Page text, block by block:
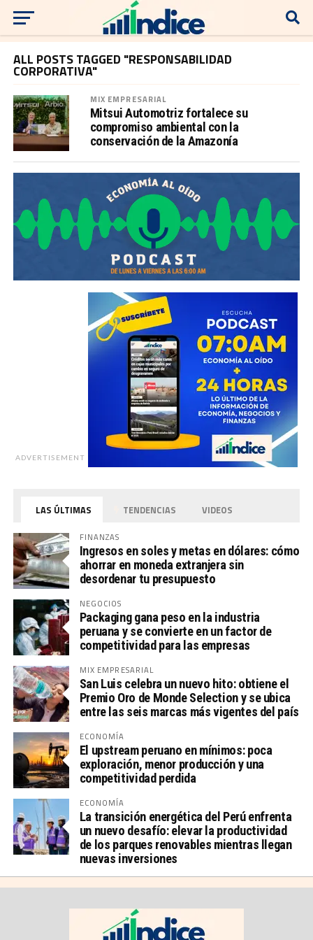
ALL POSTS TAGGED "RESPONSABILIDAD
CORPORATIVA"
MIX EMPRESARIAL
Mitsui Automotriz fortalece su
compromiso ambiental con la
conservación de la Amazonía
ADVERTISEMENT
LAS ÚLTIMAS TENDENCIAS VIDEOS
FINANZAS
Ingresos en soles y metas en dólares: cómo
ahorrar en moneda extranjera sin
desordenar tu presupuesto
NEGOCIOS
Packaging gana peso en la industria
peruana y se convierte en un factor de
competitividad para las empresas
MIX EMPRESARIAL
San Luis celebra un nuevo hito: obtiene el
Premio Oro de Monde Selection y se ubica
entre las seis marcas más vigentes del país
ECONOMÍA
El upstream peruano en mínimos: poca
exploración, menor producción y una
competitividad perdida
ECONOMÍA
La transición energética del Perú enfrenta
un nuevo desafío: elevar la productividad
de los parques renovables mientras llegan
nuevas inversiones